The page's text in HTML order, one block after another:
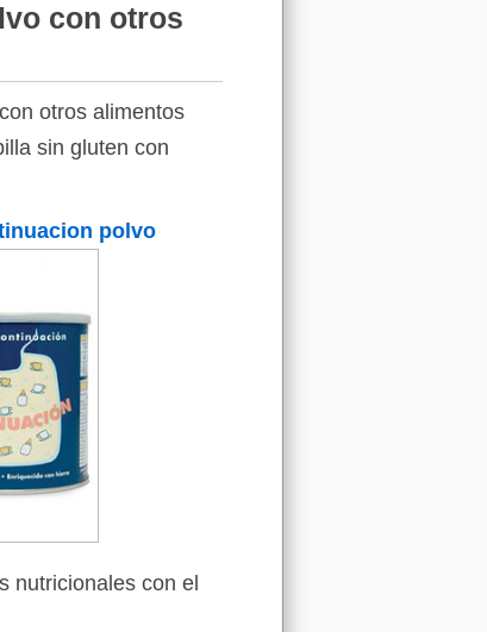
con otros
otros alimentos
sin gluten con
polvo
nutricionales con el